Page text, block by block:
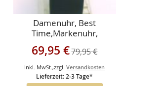
Damenuhr, Best
Time,Markenuhr,
Aluminium,Antiallergisc
h
Sonderangebot
69,95 €79,95 €
Inkl. MwSt.,zzgl.Versandkosten
Lieferzeit: 2-3 Tage*